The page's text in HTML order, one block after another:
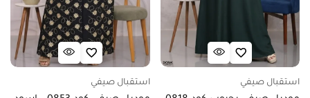
استقبال صيفي استقبال صيفي